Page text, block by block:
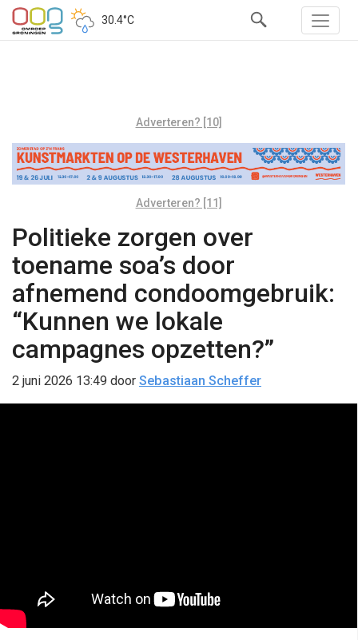
30.4°C
Adverteren? [10]
Adverteren? [11]
Politieke zorgen over
toename soa’s door
afnemend condoomgebruik:
“Kunnen we lokale
campagnes opzetten?”
2 juni 2026 13:49 door Sebastiaan Scheffer